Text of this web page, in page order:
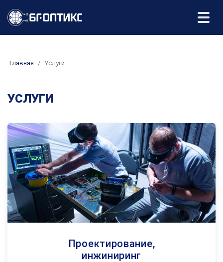
Главная Услуги
УСЛУГИ
Проектирование,
инжиниринг